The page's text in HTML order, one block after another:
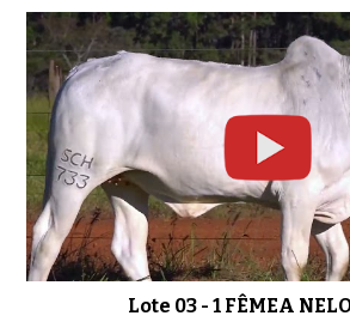
0:37 Lote 16 - 1
0:36 Lote 17 - 1
Lote 03 - 1 FÊMEA